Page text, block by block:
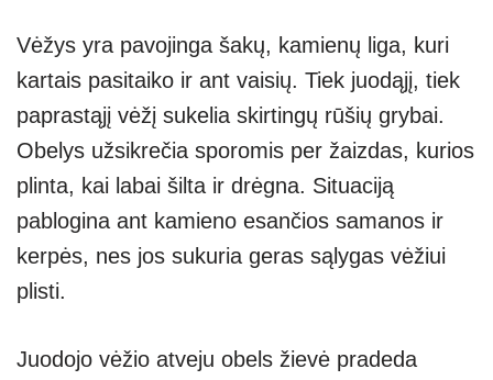
Vėžys yra pavojinga šakų, kamienų liga, kuri
kartais pasitaiko ir ant vaisių. Tiek juodąjį, tiek
paprastąjį vėžį sukelia skirtingų rūšių grybai.
Obelys užsikrečia sporomis per žaizdas, kurios
plinta, kai labai šilta ir drėgna. Situaciją
pablogina ant kamieno esančios samanos ir
kerpės, nes jos sukuria geras sąlygas vėžiui
plisti.
Juodojo vėžio atveju obels žievė pradeda